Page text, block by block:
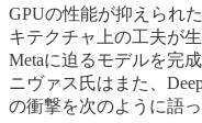
GPUの性能が抑えられ
キテクチャ上の工夫が
Metaに迫るモデルを完
ニヴァス氏はまた、
の衝撃を次のように語っ